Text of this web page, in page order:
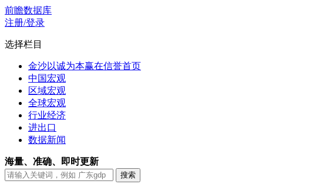
前瞻数据库
注册/登录
选择栏目
金沙以诚为本赢在信誉首页
中国宏观
区域宏观
全球宏观
行业经济
进出口
数据新闻
海量、准确、即时更新